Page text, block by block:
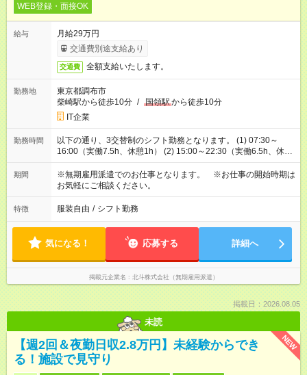
WEB登録・面接OK
給与
月給29万円
交通費別途支給あり
交通費 全額支給いたします。
勤務地
東京都調布市
柴崎駅から徒歩10分 / 国領駅から徒歩10分
IT企業
勤務時間
以下の通り、3交替制のシフト勤務となります。 (1) 07:30～
16:00（実働7.5h、休憩1h） (2) 15:00～22:30（実働6.5h、休憩
1h） (3) 22:00～翌08:00（実働9h、休憩1h） ※基本的には
（1）～（3）を1週間ごとに交代で勤務します。 ※（2）の週は
実働が短く、体への負担も少なめ！ 月の平均実働は、一般的
なフルタイムより10％ほど少ないため、プライベートにも余裕
が！
期間
※無期雇用派遣でのお仕事となります。 ※お仕事の開始時期は
お気軽にご相談ください。
特徴 服装自由 / シフト勤務
気になる！ 応募する 詳細へ
掲載元企業名 北斗株式会社（無期雇用派遣）
掲載日：2026.08.05
未読
NEW
【週2回＆夜勤日収2.8万円】未経験からでき
る！施設で見守り